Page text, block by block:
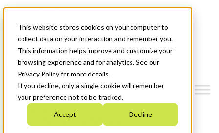
This website stores cookies on your computer to
collect data on your interaction and remember you.
This information helps improve and customize your
browsing experience and for analytics. See our
Privacy Policy for more details.
If you decline, only a single cookie will remember
your preference not to be tracked.
Accept Decline
News & Events
Get Started
Menu
Who We Are
Strategic Plan 2026-2030